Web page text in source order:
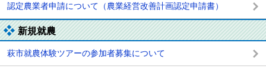
認定農業者申請について（農業経営改善計画認定申請書）
新規就農
萩市就農体験ツアーの参加者募集について